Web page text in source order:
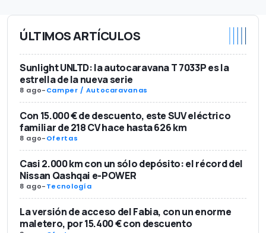
ÚLTIMOS ARTÍCULOS
Sunlight UNLTD: la autocaravana T 7033P es la
estrella de la nueva serie
8 ago-Camper / Autocaravanas
Con 15.000 € de descuento, este SUV eléctrico
familiar de 218 CV hace hasta 626 km
8 ago-Ofertas
Casi 2.000 km con un sólo depósito: el récord del
Nissan Qashqai e-POWER
8 ago-Tecnología
La versión de acceso del Fabia, con un enorme
maletero, por 15.400 € con descuento